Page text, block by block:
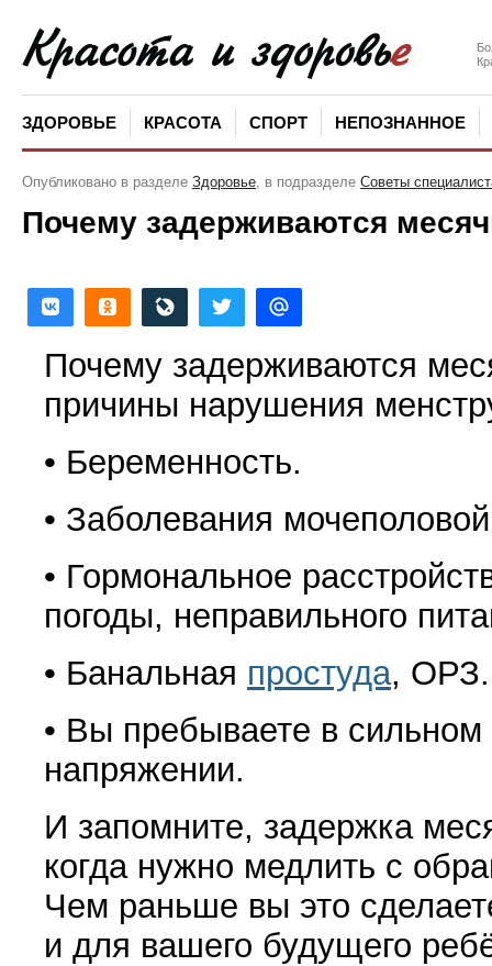
ЗДОРОВЬЕ КРАСОТА СПОРТ НЕПОЗНАННОЕ
Опубликовано в разделе Здоровье, в подразделе Советы
Почему задерживаются
Почему задерживаются
причины нарушения
• Беременность.
• Заболевания
• Гормональное
погоды, неправильного
• Банальная простуда, ОРЗ.
• Вы пребываете в
напряжении.
И запомните, задержка
когда нужно медлить с
Чем раньше вы это
и для вашего будущего